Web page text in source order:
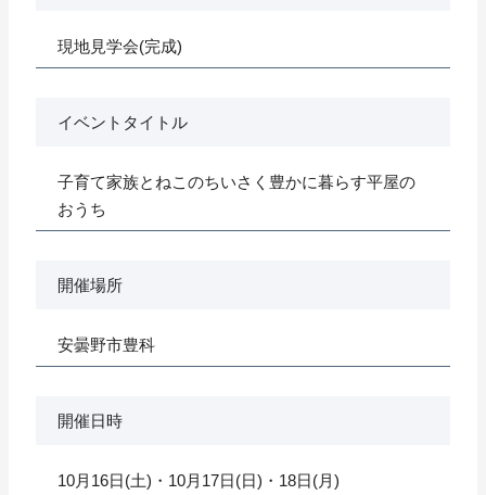
現地見学会(完成)
イベントタイトル
子育て家族とねこのちいさく豊かに暮らす平屋の
おうち
開催場所
安曇野市豊科
開催日時
10月16日(土)・10月17日(日)・18日(月)